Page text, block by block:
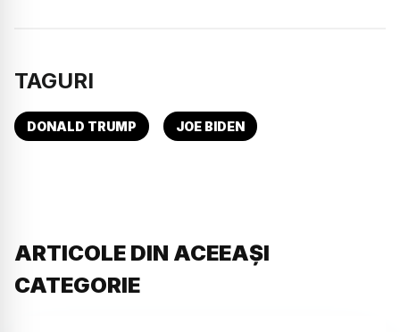
TAGURI
DONALD TRUMP JOE BIDEN
ARTICOLE DIN ACEEAȘI
CATEGORIE